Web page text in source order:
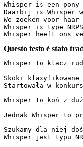
Whisper is een
Daarbij is Whisper
We zoeken voor
Whisper is type
Whisper heeft ons
Questo testo è stato
Whisper to klacz
Skoki
Startowała w
Whisper to koń z
Jednak Whisper to
Szukamy dla niej
Whisper jest typu